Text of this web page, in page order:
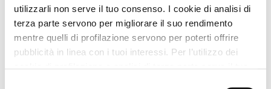
utilizzarli non serve il tuo consenso. I cookie di analisi di
terza parte servono per migliorare il suo rendimento
mentre quelli di profilazione servono per poterti offrire
pubblicità in linea con i tuoi interessi. Per l’utilizzo dei
Visita al Borgo di Sant'Angelo di Ischia con il cane
3 Km
Visitare Procida con il cane14 Km